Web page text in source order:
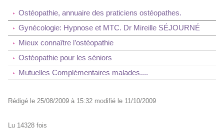
Ostéopathie, annuaire des praticiens ostéopathes.
Gynécologie: Hypnose et MTC. Dr Mireille SÉJOURNÉ
Mieux connaître l’ostéopathie
Ostéopathie pour les séniors
Mutuelles Complémentaires malades....
Rédigé le 25/08/2009 à 15:32 modifié le 11/10/2009
Lu 14328 fois